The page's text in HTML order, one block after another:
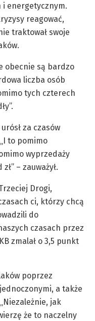
i energetycznym.
reagować,
traktował swoje
obecnie są bardzo
liczba osób
tych czterech
za czasów
to pomimo
wyprzedaży
– zauważył.
Drogi,
ci, którzy chcą
do
czasach przez
zmalał o 3,5 punkt
poprzez
a także
jak
że to naczelny